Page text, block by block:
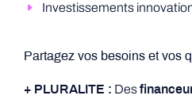
Investissements
Partagez vos besoins et vos
+ PLURALITE : Des